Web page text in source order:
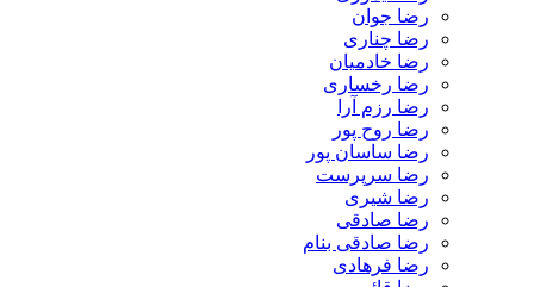
رضا جوان
رضا چناری
رضا خادمیان
رضا رخساری
رضا رزم آرا
رضا روح پور
رضا ساسان پور
رضا سرپرست
رضا شیری
رضا صادقی
رضا صادقی بنام
رضا فرهادی